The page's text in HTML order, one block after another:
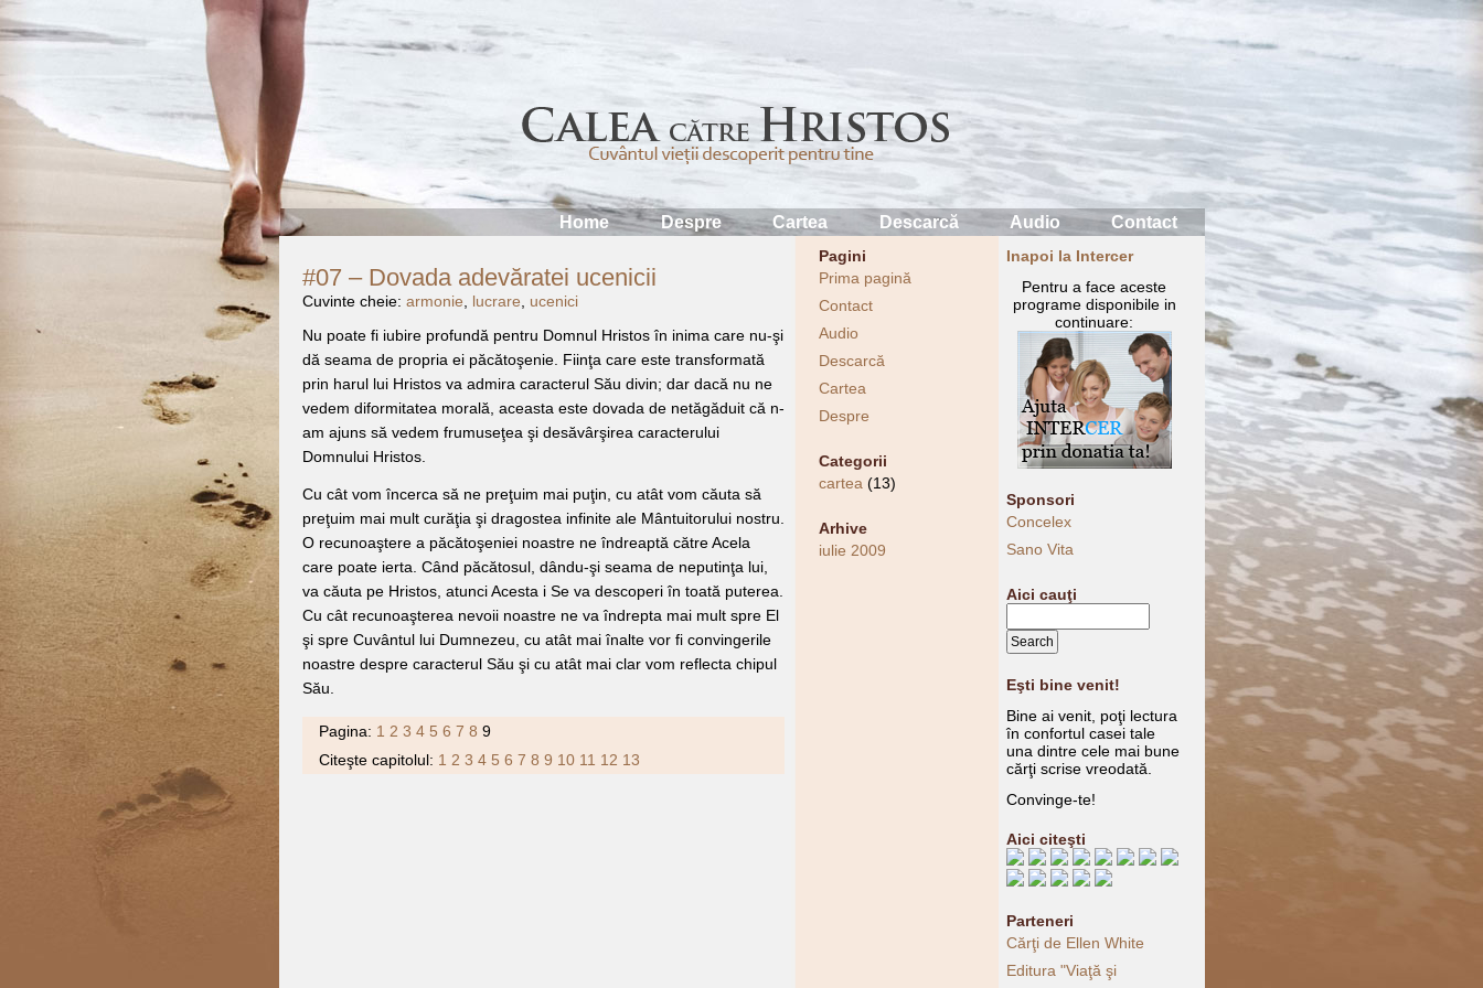
Contact
Audio
Descarcă
Cartea
Despre
Home
#07 – Dovada adevăratei ucenicii
Cuvinte cheie: armonie lucrare
ucenici
Nu poate fi iubire profundă pentru Domnul Hristos în inima care nu-şi
dă seama de propria ei păcătoşenie. Fiinţa care este transformată
prin harul lui Hristos va admira caracterul Său divin; dar dacă nu ne
vedem diformitatea morală, aceasta este dovada de netăgăduit că n-
am ajuns să vedem frumuseţea şi desăvârşirea caracterului
Domnului Hristos.
Cu cât vom încerca să ne preţuim mai puţin, cu atât vom căuta să
preţuim mai mult curăţia şi dragostea infinite ale Mântuitorului nostru.
O recunoaştere a păcătoşeniei noastre ne îndreaptă către Acela
care poate ierta. Când păcătosul, dându-şi seama de neputinţa lui,
va căuta pe Hristos, atunci Acesta i Se va descoperi în toată puterea.
Cu cât recunoaşterea nevoii noastre ne va îndrepta mai mult spre El
şi spre Cuvântul lui Dumnezeu, cu atât mai înalte vor fi convingerile
noastre despre caracterul Său şi cu atât mai clar vom reflecta chipul
Său.
Pagina: 1 2 3 4 5 6 7 8 9
Citeşte capitolul: 1 2 3 4 5 6 7 8 9 10 11 12 13
Pagini
Prima pagină
Contact
Audio
Descarcă
Cartea
Despre
Categorii
cartea (13)
Arhive
iulie 2009
Inapoi la Intercer
Pentru a face aceste
programe disponibile in
continuare:
Sponsori
Concelex
Sano Vita
Aici cauţi
Eşti bine venit!
Bine ai venit, poţi lectura
în confortul casei tale
una dintre cele mai bune
cărţi scrise vreodată.
Convinge-te!
Aici citeşti
Parteneri
Cărţi de Ellen White
Editura "Viaţă şi